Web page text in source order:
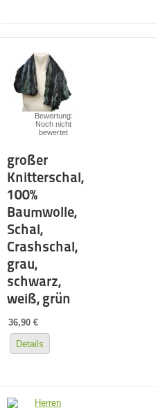
Bewertung:
Noch nicht
bewertet
großer
Knitterschal,
100%
Baumwolle,
Schal,
Crashschal,
grau,
schwarz,
weiß, grün
36,90 €
Details